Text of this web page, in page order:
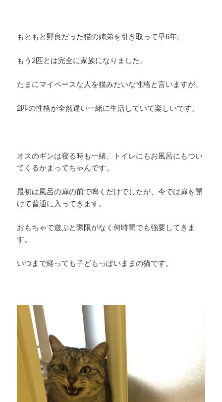
もともと野良だった猫の姉弟を引き取って早6年。
もう2匹とは完全に家族になりました。
たまにマイペースな人を猫みたいな性格と言いますが、
2匹の性格が全然違い一緒に生活していて楽しいです。
オスのギンは寝る時も一緒、トイレにもお風呂にもつい
てくるかまってちゃんです。
最初は風呂の扉の前で鳴くだけでしたが、今では扉を開
けて普通に入ってきます。
おもちゃで遊ぶと際限がなく何時間でも強要してきま
す。
いつまで経っても子どもっぽいままの猫です。